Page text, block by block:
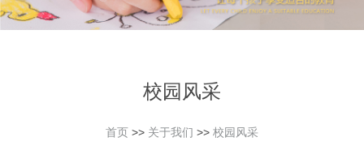
校园风采
首页 >> 关于我们 >> 校园风采